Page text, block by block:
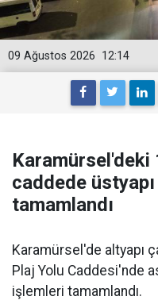
12:14
09 Ağustos 2026
caddede üstyapı
tamamlandı
Karamürsel'de altyapı
Plaj Yolu Caddesi'nde
işlemleri tamamlandı.